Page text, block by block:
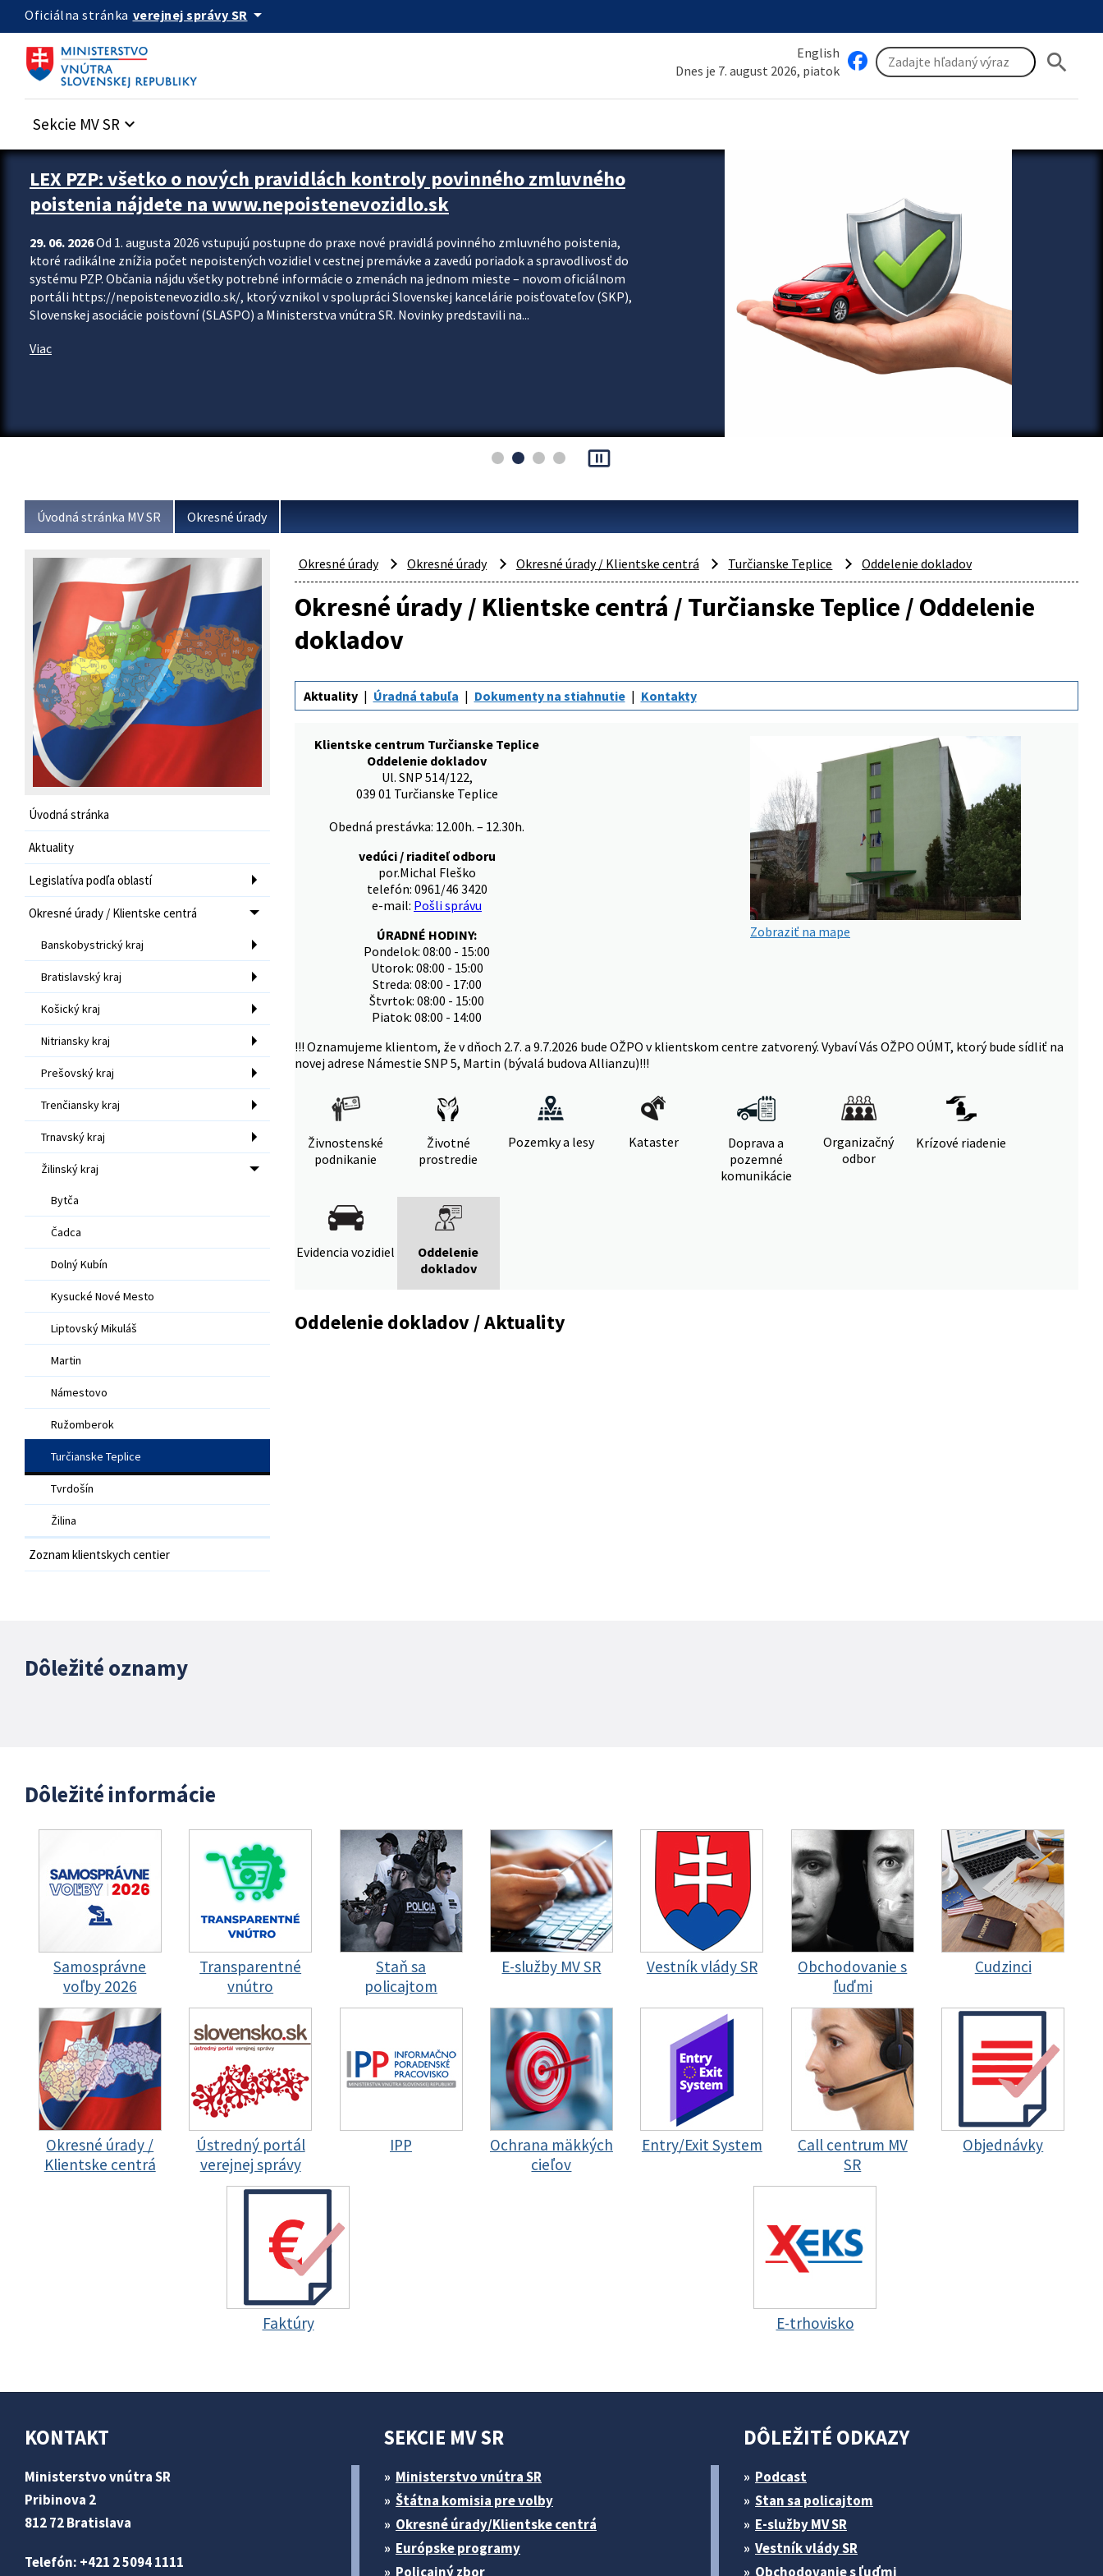
Preskocit na hlavný obsah
Oficiálna stránka verejnej správy SR arrow_drop_down
English
Dnes je 7. august 2026, piatok
search
Sekcie MV SR keyboard_arrow_down
Zastavit automatický posun upútavok
LEX PZP: všetko o nových pravidlách kontroly povinného zmluvného
poistenia nájdete na www.nepoistenevozidlo.sk
29. 06. 2026Od 1. augusta 2026 vstupujú postupne do praxe nové pravidlá povinného zmluvného poistenia,
ktoré radikálne znížia počet nepoistených vozidiel v cestnej premávke a zavedú poriadok a spravodlivosť do
systému PZP. Občania nájdu všetky potrebné informácie o zmenách na jednom mieste – novom oficiálnom
portáli https://nepoistenevozidlo.sk/, ktorý vznikol v spolupráci Slovenskej kancelárie poisťovateľov (SKP),
Slovenskej asociácie poisťovní (SLASPO) a Ministerstva vnútra SR. Novinky predstavili na...
Viac
pause_presentation
Úvodná stránka MV SR Okresné úrady
Úvodná stránka
Aktuality
Legislatíva podľa oblastí
Okresné úrady / Klientske centrá
Banskobystrický kraj
Bratislavský kraj
Košický kraj
Nitriansky kraj
Prešovský kraj
Trenčiansky kraj
Trnavský kraj
Žilinský kraj
Bytča
Čadca
Dolný Kubín
Kysucké Nové Mesto
Liptovský Mikuláš
Martin
Námestovo
Ružomberok
Turčianske Teplice
Tvrdošín
Žilina
Zoznam klientskych centier
Okresné úrady Okresné úrady Okresné úrady / Klientske centrá Turčianske Teplice Oddelenie dokladov
Okresné úrady / Klientske centrá / Turčianske Teplice / Oddelenie
dokladov
Aktuality Úradná tabuľa Dokumenty na stiahnutie Kontakty
Klientske centrum Turčianske Teplice
Oddelenie dokladov
Ul. SNP 514/122,
039 01 Turčianske Teplice
Obedná prestávka: 12.00h. – 12.30h.
vedúci / riaditeľ odboru
por.Michal Fleško
telefón: 0961/46 3420
e-mail: Pošli správu
ÚRADNÉ HODINY:
Pondelok: 08:00 - 15:00
Utorok: 08:00 - 15:00
Streda: 08:00 - 17:00
Štvrtok: 08:00 - 15:00
Piatok: 08:00 - 14:00
Zobraziť na mape
!!! Oznamujeme klientom, že v dňoch 2.7. a 9.7.2026 bude OŽPO v klientskom centre zatvorený. Vybaví Vás OŽPO OÚMT, ktorý bude sídliť na
novej adrese Námestie SNP 5, Martin (bývalá budova Allianzu)!!!
Živnostenské
podnikanie
Životné
prostredie
Pozemky a lesy Kataster
Doprava a
pozemné
komunikácie
Organizačný
odbor
Krízové riadenie
Evidencia vozidiel
Oddelenie
dokladov
Oddelenie dokladov / Aktuality
Dôležité oznamy
Dôležité informácie
Samosprávne
voľby 2026
Transparentné
vnútro
Staň sa
policajtom
E-služby MV SR Vestník vlády SR
Obchodovanie s
ľuďmi
Cudzinci
Okresné úrady /
Klientske centrá
Ústredný portál
verejnej správy
IPP
Ochrana mäkkých
cieľov
Entry/Exit System
Call centrum MV
SR
Objednávky
Faktúry E-trhovisko
KONTAKT
Ministerstvo vnútra SR
Pribinova 2
812 72 Bratislava
Telefón: +421 2 5094 1111
SEKCIE MV SR
Ministerstvo vnútra SR
Štátna komisia pre volby
Okresné úrady/Klientske centrá
Európske programy
Policajný zbor
DÔLEŽITÉ ODKAZY
Podcast
Stan sa policajtom
E-služby MV SR
Vestník vlády SR
Obchodovanie s ľuďmi